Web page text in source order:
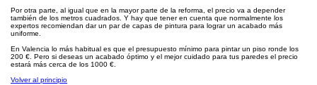
Por otra parte, al igual que en la mayor parte de la reforma, el precio va a depender
también de los metros cuadrados. Y hay que tener en cuenta que normalmente los
expertos recomiendan dar un par de capas de pintura para lograr un acabado más
uniforme.
En Valencia lo más habitual es que el presupuesto mínimo para pintar un piso ronde los
200 €. Pero si deseas un acabado óptimo y el mejor cuidado para tus paredes el precio
estará más cerca de los 1000 €.
Volver al principio